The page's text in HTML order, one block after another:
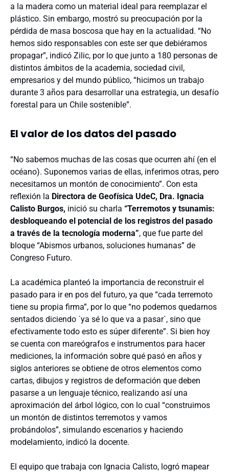
a la madera como un material ideal para reemplazar el
plástico. Sin embargo, mostró su preocupación por la
pérdida de masa boscosa que hay en la actualidad. “No
hemos sido responsables con este ser que debiéramos
propagar”, indicó Zilic, por lo que junto a 180 personas de
distintos ámbitos de la academia, sociedad civil,
empresarios y del mundo público, “hicimos un trabajo
durante 3 años para desarrollar una estrategia, un desafío
forestal para un Chile sostenible”.
El valor de los datos del pasado
“No sabemos muchas de las cosas que ocurren ahí (en el
océano). Suponemos varias de ellas, inferimos otras, pero
necesitamos un montón de conocimiento”. Con esta
reflexión la Directora de Geofísica UdeC, Dra. Ignacia
Calisto Burgos, inició su charla “Terremotos y tsunamis:
desbloqueando el potencial de los registros del pasado
a través de la tecnología moderna”, que fue parte del
bloque “Abismos urbanos, soluciones humanas” de
Congreso Futuro.
La académica planteó la importancia de reconstruir el
pasado para ir en pos del futuro, ya que “cada terremoto
tiene su propia firma”, por lo que “no podemos quedarnos
sentados diciendo ´ya sé lo que va a pasar`, sino que
efectivamente todo esto es súper diferente”. Si bien hoy
se cuenta con mareógrafos e instrumentos para hacer
mediciones, la información sobre qué pasó en años y
siglos anteriores se obtiene de otros elementos como
cartas, dibujos y registros de deformación que deben
pasarse a un lenguaje técnico, realizando así una
aproximación del árbol lógico, con lo cual “construimos
un montón de distintos terremotos y vamos
probándolos”, simulando escenarios y haciendo
modelamiento, indicó la docente.
El equipo que trabaja con Ignacia Calisto, logró mapear